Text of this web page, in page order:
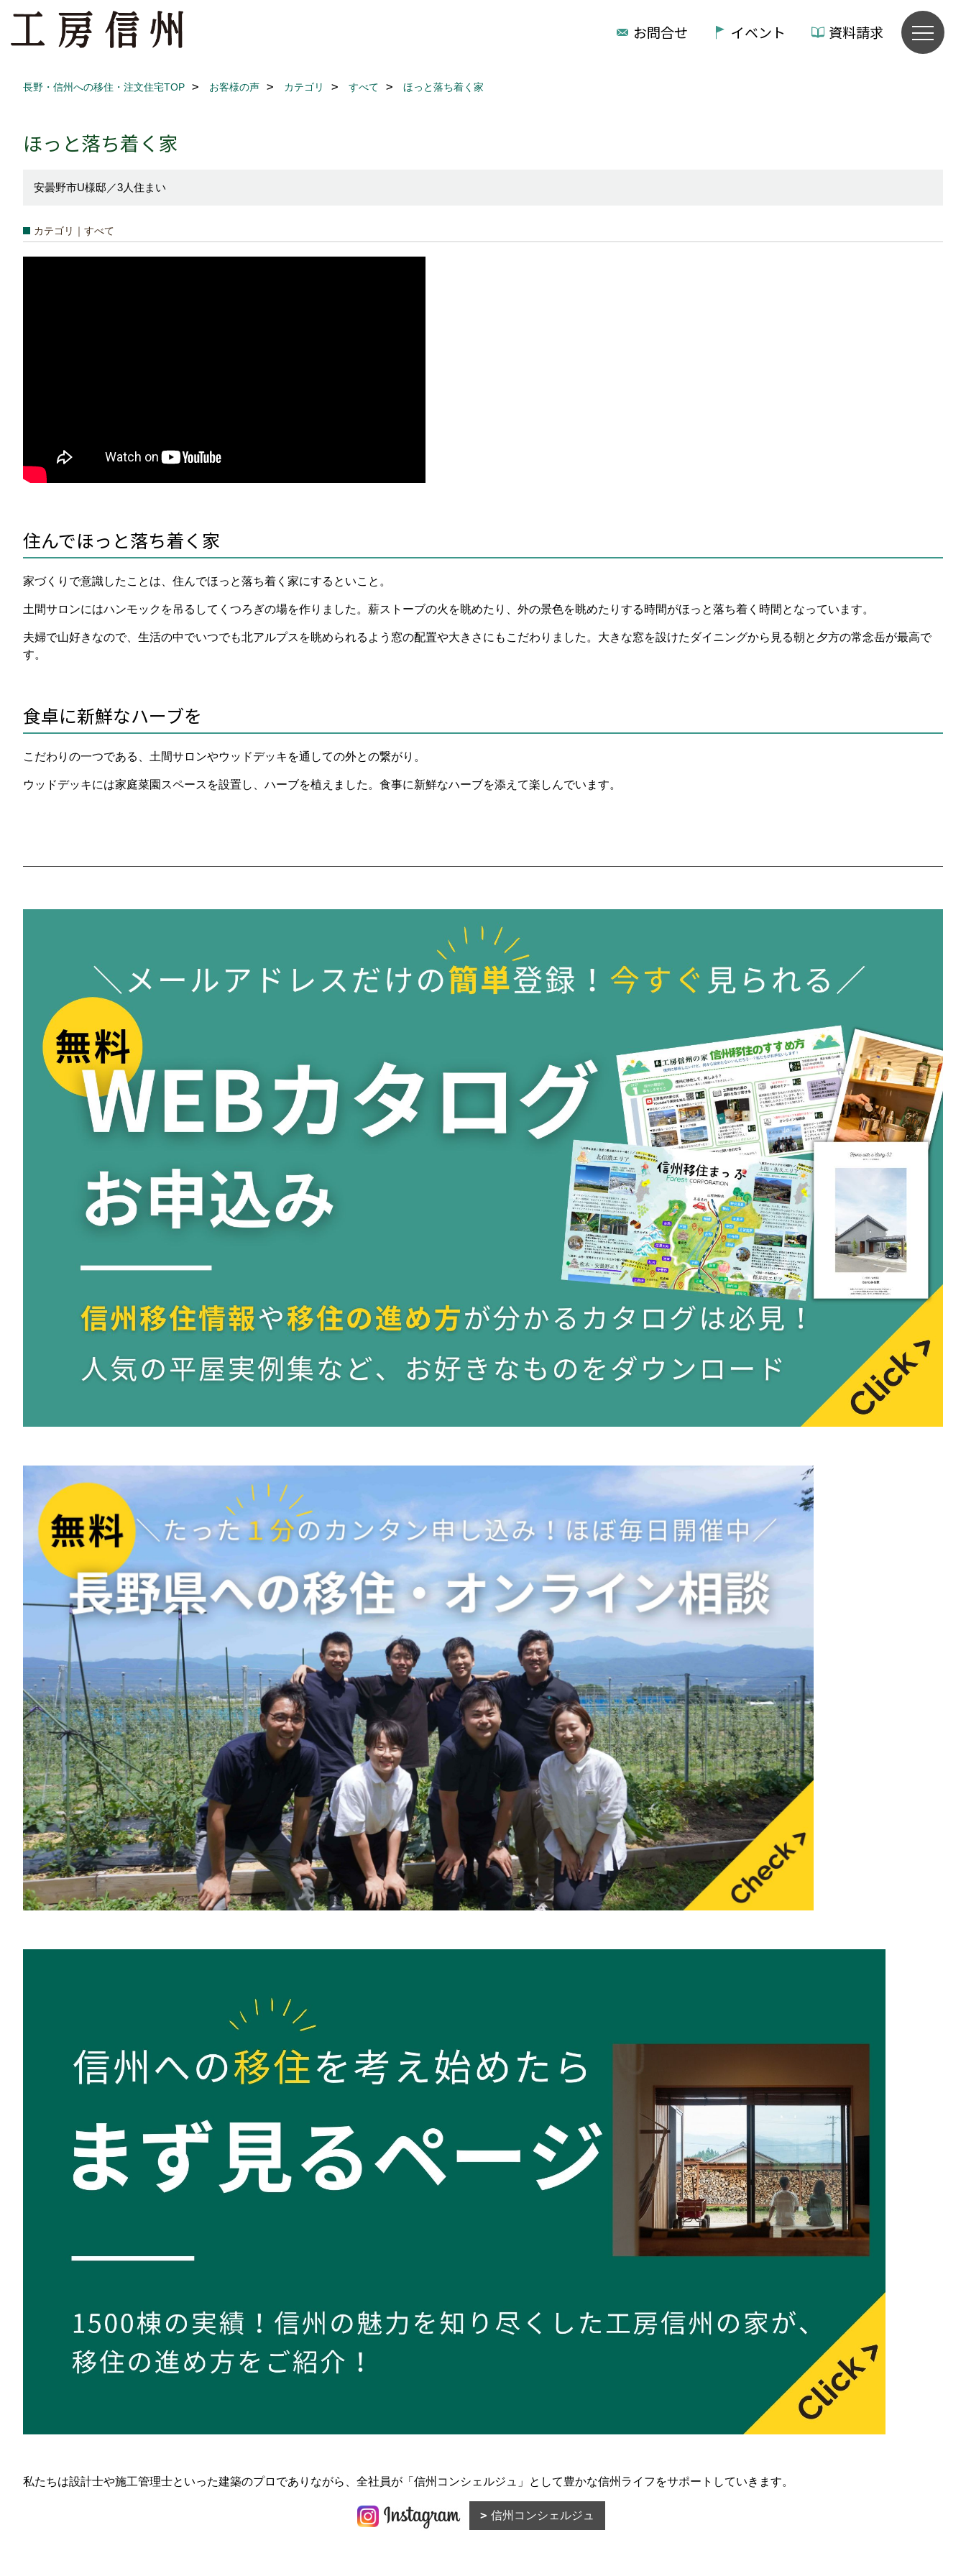
お問合せ イベント 資料請求
長野・信州への移住・注文住宅TOP お客様の声 カテゴリ すべて ほっと落ち着く家
ほっと落ち着く家
安曇野市U様邸／3人住まい
カテゴリ｜すべて
住んでほっと落ち着く家
家づくりで意識したことは、住んでほっと落ち着く家にするといこと。
土間サロンにはハンモックを吊るしてくつろぎの場を作りました。薪ストーブの火を眺めたり、外の景色を眺めたりする時間がほっと落ち着く時間となっています。
夫婦で山好きなので、生活の中でいつでも北アルプスを眺められるよう窓の配置や大きさにもこだわりました。大きな窓を設けたダイニングから見る朝と夕方の常念岳が最高で
す。
食卓に新鮮なハーブを
こだわりの一つである、土間サロンやウッドデッキを通しての外との繋がり。
ウッドデッキには家庭菜園スペースを設置し、ハーブを植えました。食事に新鮮なハーブを添えて楽しんでいます。
私たちは設計士や施工管理士といった建築のプロでありながら、全社員が「信州コンシェルジュ」として豊かな信州ライフをサポートしていきます。
信州コンシェルジュ